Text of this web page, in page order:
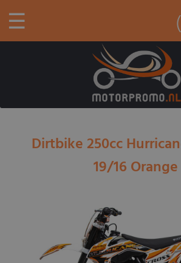
☰
Dirtbike 250cc
19/16 Orange